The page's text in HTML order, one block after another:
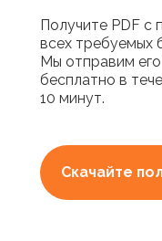
Скачайте
Получите PDF с
всех требуемых
Мы отправим его
бесплатно в
10 минут.